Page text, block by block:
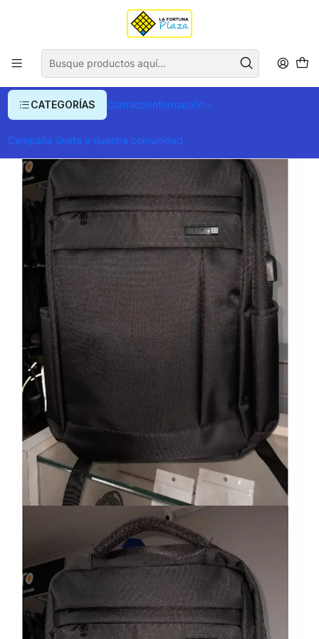
CATEGORÍAS ContactoInformación
Campaña únete a nuestra comunidad
Envío gratis para compras superiores a $ 400.000
Morrales y Portafolios Morrales Morral_Klauss